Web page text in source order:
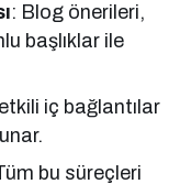
: Blog önerileri,
başlıklar ile
iç bağlantılar
bu süreçleri